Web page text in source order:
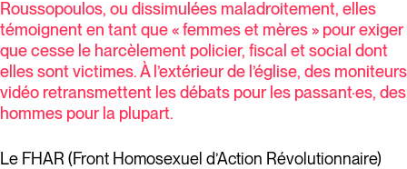
Roussopoulos, ou dissimulées maladroitement, elles
témoignent en tant que « femmes et mères » pour exiger
que cesse le harcèlement policier, fiscal et social dont
elles sont victimes. À l’extérieur de l’église, des moniteurs
vidéo retransmettent les débats pour les passant·es, des
hommes pour la plupart.
Le FHAR (Front Homosexuel d’Action Révolutionnaire)